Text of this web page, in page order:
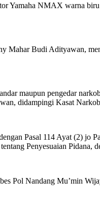
Yamaha NMAX warna
Mahar Budi Adityawan,
maupun pengedar
didampingi Kasat
Pasal 114 Ayat (2)
Penyesuaian Pidana,
Pol Nandang Mu’min